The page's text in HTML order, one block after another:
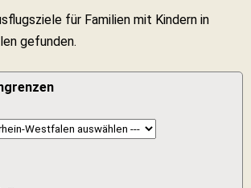
für Familien mit Kindern in
gefunden.